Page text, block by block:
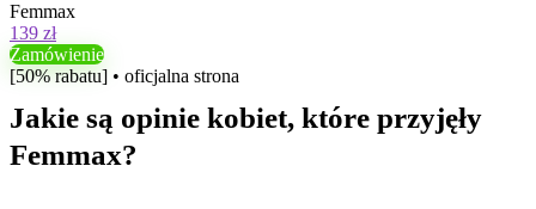
Femmax
139 zł
Zamówienie
[50% rabatu] • oficjalna strona
Jakie są opinie kobiet, które przyjęły
Femmax?